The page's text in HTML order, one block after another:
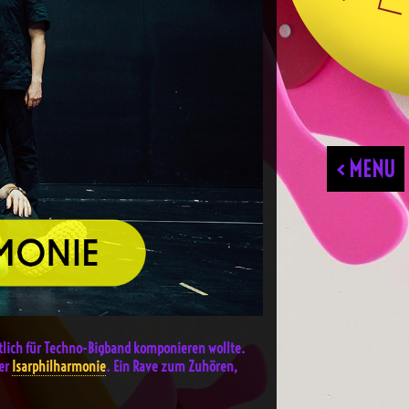
< MENU
für Techno-Bigband komponieren wollte.
Isarphilharmonie. Ein Rave zum Zuhören,